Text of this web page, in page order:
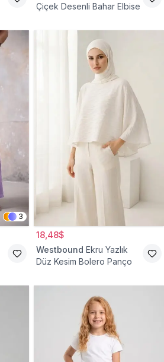
Çiçek Desenli Bahar Elbise
3
18,48$
Westbound Ekru Yazlık
Düz Kesim Bolero Panço